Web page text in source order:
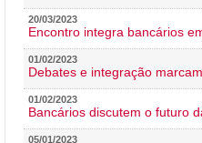
20/03/2023
Encontro integra bancários
01/02/2023
Debates e integração
01/02/2023
Bancários discutem o futuro
05/01/2023